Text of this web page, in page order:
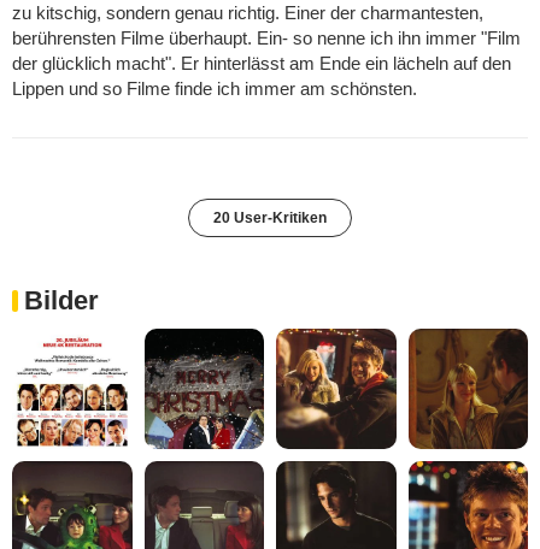
zu kitschig, sondern genau richtig. Einer der charmantesten,
berührensten Filme überhaupt. Ein- so nenne ich ihn immer "Film
der glücklich macht". Er hinterlässt am Ende ein lächeln auf den
Lippen und so Filme finde ich immer am schönsten.
20 User-Kritiken
Bilder